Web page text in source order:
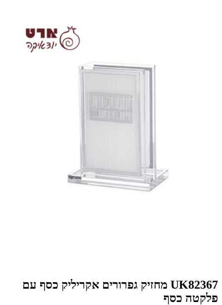
UK82367 מחזיק גפרורים אקריליק כסף עם
פלקטה כסף